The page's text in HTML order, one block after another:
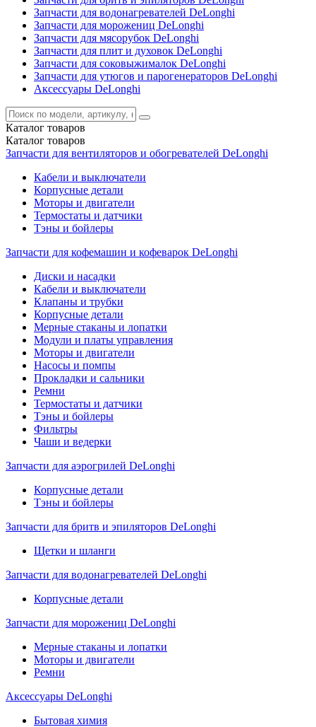
Запчасти для водонагревателей DeLonghi
Запчасти для морожениц DeLonghi
Запчасти для мясорубок DeLonghi
Запчасти для плит и духовок DeLonghi
Запчасти для соковыжималок DeLonghi
Запчасти для утюгов и парогенераторов DeLonghi
Аксессуары DeLonghi
Каталог товаров
Каталог товаров
Запчасти для вентиляторов и обогревателей DeLonghi
Кабели и выключатели
Корпусные детали
Моторы и двигатели
Термостаты и датчики
Тэны и бойлеры
Запчасти для кофемашин и кофеварок DeLonghi
Диски и насадки
Кабели и выключатели
Клапаны и трубки
Корпусные детали
Мерные стаканы и лопатки
Модули и платы управления
Моторы и двигатели
Насосы и помпы
Прокладки и сальники
Ремни
Термостаты и датчики
Тэны и бойлеры
Фильтры
Чаши и ведерки
Запчасти для аэрогрилей DeLonghi
Корпусные детали
Тэны и бойлеры
Запчасти для бритв и эпиляторов DeLonghi
Щетки и шланги
Запчасти для водонагревателей DeLonghi
Корпусные детали
Запчасти для морожениц DeLonghi
Мерные стаканы и лопатки
Моторы и двигатели
Ремни
Аксессуары DeLonghi
Бытовая химия